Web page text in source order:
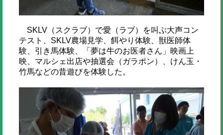
SKLV（スクラブ）で愛（ラブ）を叫ぶ大声コン
テスト、SKLV農場見学、餌やり体験、獣医師体
験、引き馬体験、「夢は牛のお医者さん」映画上
映、マルシェ出店や抽選会（ガラポン）、けん玉・
竹馬などの昔遊びを体験した。